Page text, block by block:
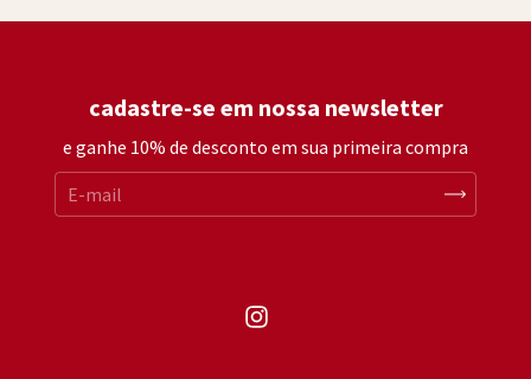
cadastre-se em nossa newsletter
e ganhe 10% de desconto em sua primeira compra